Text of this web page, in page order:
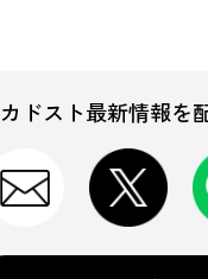
カドスト最新情報を